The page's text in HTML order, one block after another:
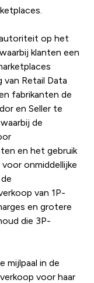
op het
klanten een
Retail Data
fabrikanten de
en Seller te
de
en het gebruik
onmiddellijke
van 1P-
en grotere
die 3P-
mijlpaal in de
voor haar